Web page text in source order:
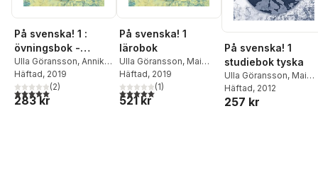
På svenska! 1 :
övningsbok -
svenska som
främmande språk
A1 & A2
Ulla Göransson, Annika
Helander,Mai Parada
Häftad, 2019
5,0utav 5 stjärnor. Totalt antal röster:
(2)
283 kr
På svenska! 1
lärobok
Ulla Göransson, Mai
Parada
Häftad, 2019
5,0utav 5 stjärnor. Totalt antal röster:
(1)
521 kr
På svenska! 1
studiebok tyska
Ulla Göransson, Mai
Parada
Häftad, 2012
257 kr